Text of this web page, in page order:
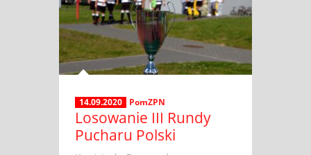
14.09.2020 PomZPN
Losowanie III Rundy
Pucharu Polski